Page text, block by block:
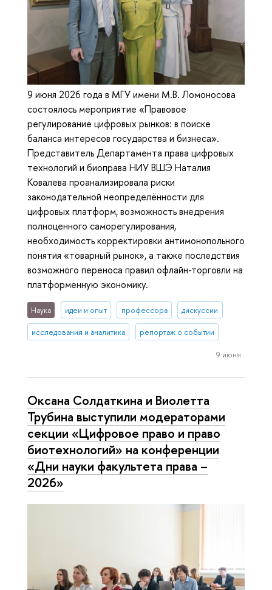
9 июня 2026 года в МГУ имени М.В. Ломоносова
состоялось мероприятие «Правовое
регулирование цифровых рынков: в поиске
баланса интересов государства и бизнеса».
Представитель Департамента права цифровых
технологий и биоправа НИУ ВШЭ Наталия
Ковалева проанализировала риски
законодательной неопределённости для
цифровых платформ, возможность внедрения
полноценного саморегулирования,
необходимость корректировки антимонопольного
понятия «товарный рынок», а также последствия
возможного переноса правил офлайн-торговли на
платформенную экономику.
Наука идеи и опыт профессора дискуссии
исследования и аналитика репортаж о событии
9 июня
Оксана Солдаткина и Виолетта
Трубина выступили модераторами
секции «Цифровое право и право
биотехнологий» на конференции
«Дни науки факультета права –
2026»